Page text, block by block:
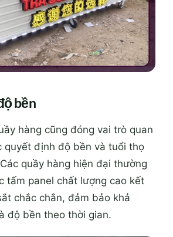
bền
hàng cũng đóng vai trò quan
quyết định độ bền và tuổi thọ
quầy hàng hiện đại thường
tấm panel chất lượng cao kết
chắc chắn, đảm bảo khả
độ bền theo thời gian.